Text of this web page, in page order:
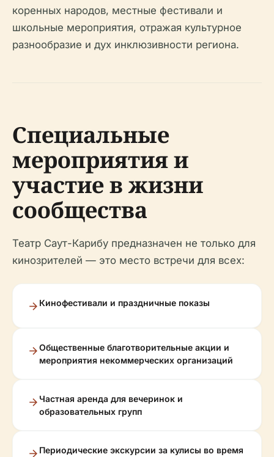
коренных народов, местные фестивали и
школьные мероприятия, отражая культурное
разнообразие и дух инклюзивности региона.
Специальные
мероприятия и
участие в жизни
сообщества
Театр Саут-Карибу предназначен не только для
кинозрителей — это место встречи для всех:
Кинофестивали и праздничные показы
Общественные благотворительные акции и
мероприятия некоммерческих организаций
Частная аренда для вечеринок и
образовательных групп
Периодические экскурсии за кулисы во время